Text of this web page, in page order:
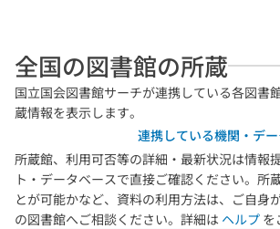
全国の図書館の所蔵
国立国会図書館サーチが連携している各図書
蔵情報を表示します。
連携している機関・デ
所蔵館、利用可否等の詳細・最新状況は情報
ト・データベースで直接ご確認ください。所
とが可能かなど、資料の利用方法は、ご自身
の図書館へご相談ください。詳細は ヘルプ を